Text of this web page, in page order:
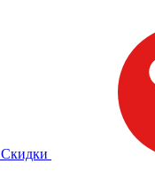
Скидки